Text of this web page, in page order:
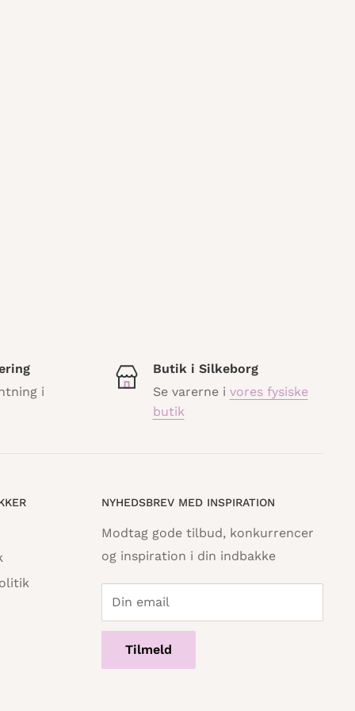
i
Butik i Silkeborg
Se varerne i vores fysiske
butik
NYHEDSBREV MED INSPIRATION
Modtag gode tilbud, konkurrencer
og inspiration i din indbakke
Din email
Tilmeld